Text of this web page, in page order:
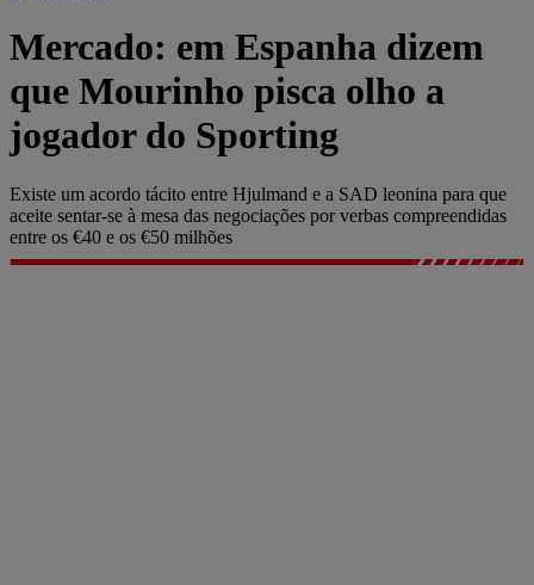
Mercado: em Espanha dizem
que Mourinho pisca olho a
jogador do Sporting
Existe um acordo tácito entre Hjulmand e a SAD leonina para que
aceite sentar-se à mesa das negociações por verbas compreendidas
entre os €40 e os €50 milhões